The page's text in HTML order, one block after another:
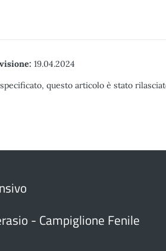
19.04.2024
questo articolo è stato
- Campiglione Fenile